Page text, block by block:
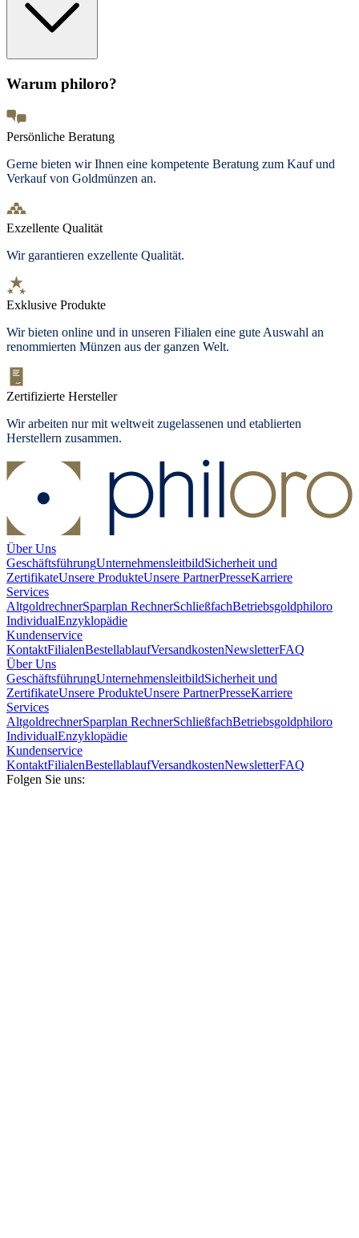
Warum philoro?
Persönliche Beratung
Gerne bieten wir Ihnen eine kompetente Beratung zum Kauf und
Verkauf von Goldmünzen an.
Exzellente Qualität
Wir garantieren exzellente Qualität.
Exklusive Produkte
Wir bieten online und in unseren Filialen eine gute Auswahl an
renommierten Münzen aus der ganzen Welt.
Zertifizierte Hersteller
Wir arbeiten nur mit weltweit zugelassenen und etablierten
Herstellern zusammen.
Über Uns
GeschäftsführungUnternehmensleitbildSicherheit und
ZertifikateUnsere ProdukteUnsere PartnerPresseKarriere
Services
AltgoldrechnerSparplan RechnerSchließfachBetriebsgoldphiloro
IndividualEnzyklopädie
Kundenservice
KontaktFilialenBestellablaufVersandkostenNewsletterFAQ
Über Uns
GeschäftsführungUnternehmensleitbildSicherheit und
ZertifikateUnsere ProdukteUnsere PartnerPresseKarriere
Services
AltgoldrechnerSparplan RechnerSchließfachBetriebsgoldphiloro
IndividualEnzyklopädie
Kundenservice
KontaktFilialenBestellablaufVersandkostenNewsletterFAQ
Folgen Sie uns: